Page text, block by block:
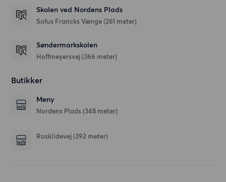
Skolen ved Nordens Plads
Sofus Francks Vænge (261 meter)
Søndermarkskolen
Hoffmeyersvej (366 meter)
Butikker
Meny
Nordens Plads (348 meter)
Roskildevej (392 meter)